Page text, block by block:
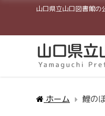
山口県立山口図書館の
ホーム 鯉の